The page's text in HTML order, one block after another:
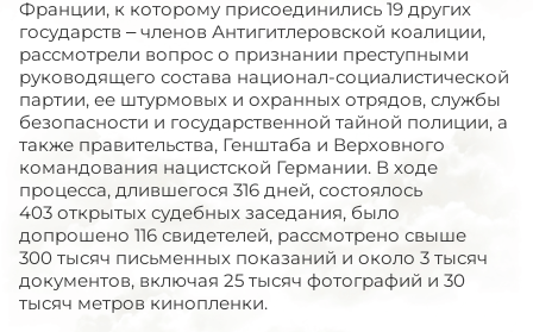
Франции, к которому присоединились 19 других
государств – членов Антигитлеровской коалиции,
рассмотрели вопрос о признании преступными
руководящего состава национал-социалистической
партии, ее штурмовых и охранных отрядов, службы
безопасности и государственной тайной полиции, а
также правительства, Генштаба и Верховного
командования нацистской Германии. В ходе
процесса, длившегося 316 дней, состоялось
403 открытых судебных заседания, было
допрошено 116 свидетелей, рассмотрено свыше
300 тысяч письменных показаний и около 3 тысяч
документов, включая 25 тысяч фотографий и 30
тысяч метров кинопленки.